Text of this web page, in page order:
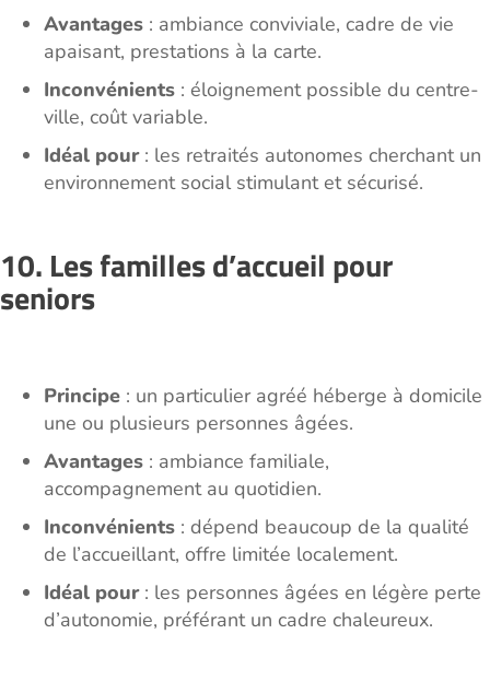
Avantages : ambiance conviviale, cadre de vie
apaisant, prestations à la carte.
Inconvénients : éloignement possible du centre-
ville, coût variable.
Idéal pour: les retraités autonomes cherchant un
environnement social stimulant et sécurisé.
10. Les familles d’accueil pour
seniors
Principe : un particulier agréé héberge à domicile
une ou plusieurs personnes âgées.
Avantages : ambiance familiale,
accompagnement au quotidien.
Inconvénients : dépend beaucoup de la qualité
de l’accueillant, offre limitée localement.
Idéal pour: les personnes âgées en légère perte
d’autonomie, préférant un cadre chaleureux.